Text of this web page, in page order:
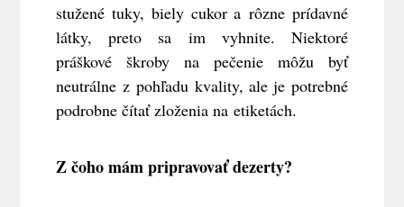
stužené tuky, biely cukor a rôzne prídavné
látky, preto sa im vyhnite. Niektoré
práškové škroby na pečenie môžu byť
neutrálne z pohľadu kvality, ale je potrebné
podrobne čítať zloženia na etiketách.
Z čoho mám pripravovať dezerty?